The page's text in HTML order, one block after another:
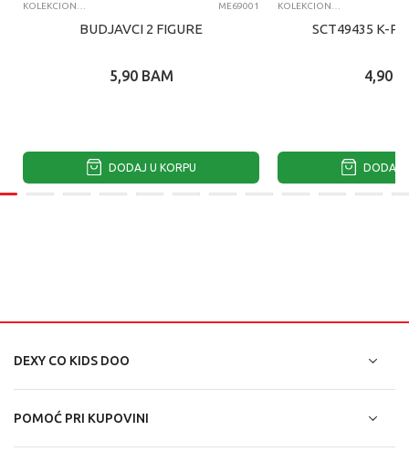
KOLEKCIONARSKE FIGURE I SETOVI ME69001
BUDJAVCI 2 FIGURE
5,90 BAM
DODAJ U KORPU
KOLEKCIONARSKE FIGURE I SETOVI
SCT49435 K-
4,90
DODAJ
DEXY CO KIDS DOO
POMOĆ PRI KUPOVINI